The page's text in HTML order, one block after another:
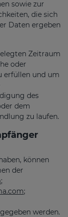
sowie zur
die sich
Daten ergeben
Zeitraum
oder
erfüllen und um
des
dem
zu laufen.
können
der
;
;
werden.